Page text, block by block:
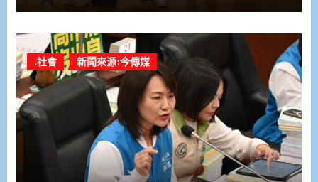
.社會 新聞來源:今傳媒